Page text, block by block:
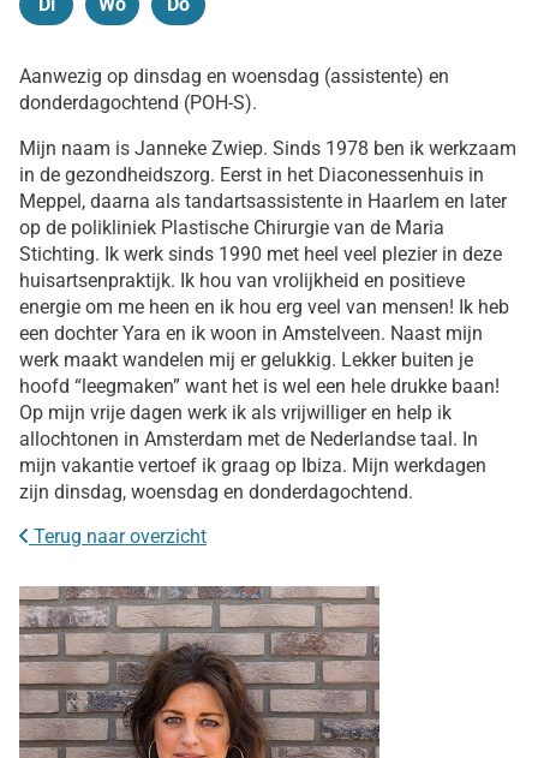
Dinsdag
Di Woensdag
Wo Donderdag
Do
Aanwezig op dinsdag en woensdag (assistente) en
donderdagochtend (POH-S).
Mijn naam is Janneke Zwiep. Sinds 1978 ben ik werkzaam
in de gezondheidszorg. Eerst in het Diaconessenhuis in
Meppel, daarna als tandartsassistente in Haarlem en later
op de polikliniek Plastische Chirurgie van de Maria
Stichting. Ik werk sinds 1990 met heel veel plezier in deze
huisartsenpraktijk. Ik hou van vrolijkheid en positieve
energie om me heen en ik hou erg veel van mensen! Ik heb
een dochter Yara en ik woon in Amstelveen. Naast mijn
werk maakt wandelen mij er gelukkig. Lekker buiten je
hoofd “leegmaken” want het is wel een hele drukke baan!
Op mijn vrije dagen werk ik als vrijwilliger en help ik
allochtonen in Amsterdam met de Nederlandse taal. In
mijn vakantie vertoef ik graag op Ibiza. Mijn werkdagen
zijn dinsdag, woensdag en donderdagochtend.
Terug naar overzicht